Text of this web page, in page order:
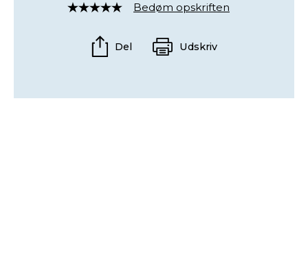
Rated
out
of
Bedøm opskriften
Del Udskriv